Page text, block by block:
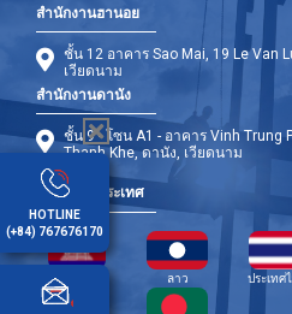
สำนักงานฮานอย
ชั้น 12 อาคาร Sao Mai, 19 Le Van
เวียดนาม
สำนักงานดานัง
ชั้น 9 - โซน A1 - อาคาร Vinh Trung
Thanh Khe, ดานัง, เวียดนาม
สาขาต่างประเทศ
กัมพูชา ลาว ประเทศ
HOTLINE
(+84) 767676170